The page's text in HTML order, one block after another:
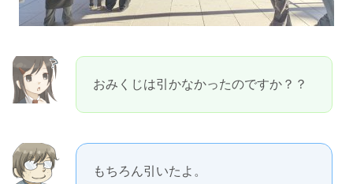
おみくじは引かなかったのですか？？
もちろん引いたよ。